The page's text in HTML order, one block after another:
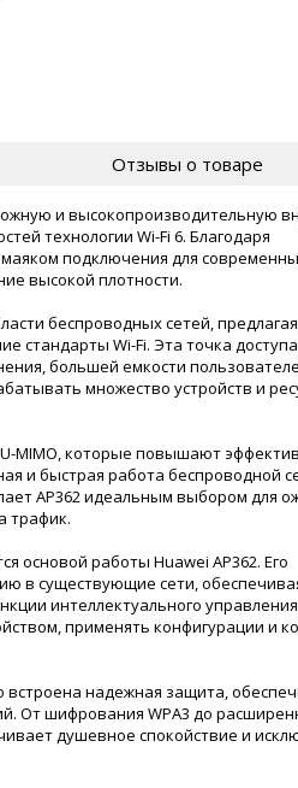
Отзывы о товаре
и высокопроизводительную
технологии Wi-Fi 6. Благодаря
маяком подключения для
высокой плотности.
беспроводных сетей, предлагая
стандарты Wi-Fi. Эта точка
большей емкости
множество устройств и
MIMO, которые повышают
и быстрая работа беспроводной
AP362 идеальным выбором для
трафик.
основой работы Huawei AP362. Его
в существующие сети,
интеллектуального
применять конфигурации и
встроена надежная защита,
От шифрования WPA3 до
душевное спокойствие и